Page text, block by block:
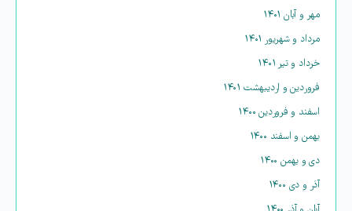
مهر و آبان ۱۴۰۱
مرداد و شهریور ۱۴۰۱
خرداد و تیر ۱۴۰۱
فروردین و اردیبهشت ۱۴۰۱
اسفند و فروردین ۱۴۰۰
بهمن و اسفند ۱۴۰۰
دی و بهمن ۱۴۰۰
آذر و دی ۱۴۰۰